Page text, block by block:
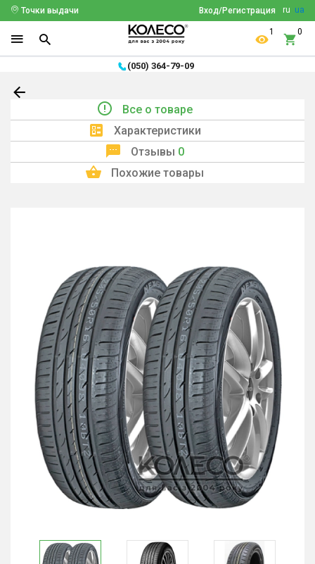
ru ua
Вход/Регистрация
Точки выдачи
1 0
(050) 364-79-09
Все о товаре
Характеристики
Отзывы 0
Похожие товары